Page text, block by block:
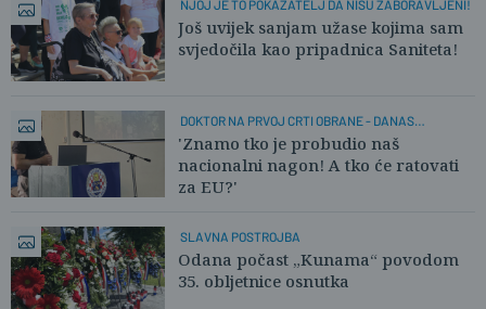
NJOJ JE TO POKAZATELJ DA NISU ZABORAVLJENI!
Još uvijek sanjam užase kojima sam
svjedočila kao pripadnica Saniteta!
DOKTOR NA PRVOJ CRTI OBRANE - DANAS
NEZAMISLIVO!?
'Znamo tko je probudio naš
nacionalni nagon! A tko će ratovati
za EU?'
SLAVNA POSTROJBA
Odana počast „Kunama“ povodom
35. obljetnice osnutka